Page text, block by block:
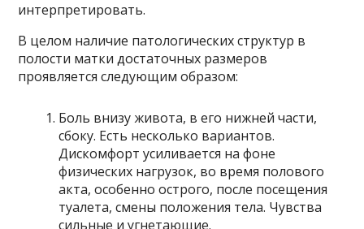
интерпретировать.
В целом наличие патологических структур в
полости матки достаточных размеров
проявляется следующим образом:
Боль внизу живота, в его нижней части,
сбоку. Есть несколько вариантов.
Дискомфорт усиливается на фоне
физических нагрузок, во время полового
акта, особенно острого, после посещения
туалета, смены положения тела. Чувства
сильные и угнетающие.